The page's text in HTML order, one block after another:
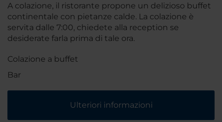
A colazione, il ristorante propone un delizioso buffet
continentale con pietanze calde. La colazione è
servita dalle 7:00, chiedete alla reception se
desiderate farla prima di tale ora.
Colazione a buffet
Bar
Ulteriori informazioni